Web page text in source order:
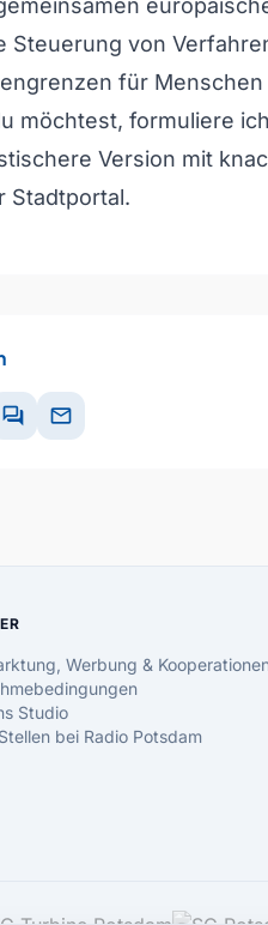
Steuerung von
für
möchtest, formuliere
Version mit
Stadtportal.
forum mail
Werbung &
Studio
bei Radio Potsdam